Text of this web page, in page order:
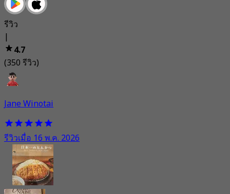
รีวิว
|
4.7
(350 รีวิว)
Jane Winotai
รีวิวเมื่อ 16 พ.ค. 2026